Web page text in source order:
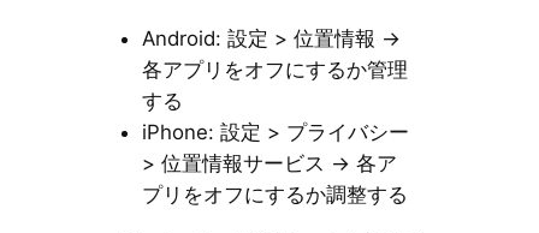
Android: 設定 > 位置情報 →
各アプリをオフにするか管理
する
iPhone: 設定 > プライバシー
> 位置情報サービス → 各ア
プリをオフにするか調整する